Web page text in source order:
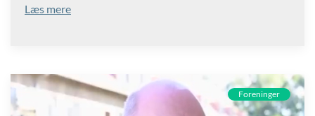
Læs mere
Foreninger